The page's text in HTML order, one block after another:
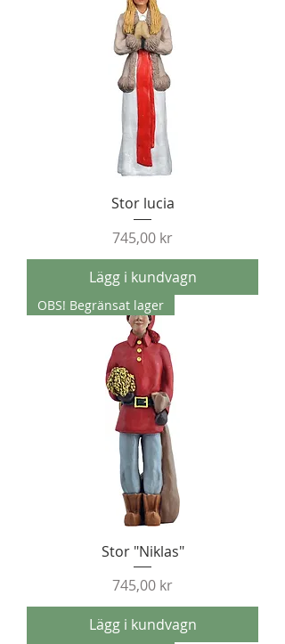
Stor lucia
Pris
745,00 kr
Lägg i kundvagn
OBS! Begränsat lager
Stor "Niklas"
Pris
745,00 kr
Lägg i kundvagn